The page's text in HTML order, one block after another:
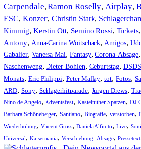
Carpendale, Ramon Roselly, Airplay,
ESC, Konzert, Christin Stark,
Kimmig, Kerstin Ott, Semino Rossi, Tickets,
Antony, Anna-Carina Woitschack, Amigos,
Gabalier, Vanessa Mai, Fantasy, Corona-Absage,
Naschenweng, Dieter Bohlen, Geburtstag, DSDS
Monats, Eric Philippi, Peter Maffay, tot, Fotos,
ARD, Sony, Schlagerhitparade, Jürgen Drews,
Nino de Angelo, Adventsfest, Kastelruther Spatzen, DJ
Barbara Schöneberger, Santiano, Biografie, verstorben,
Wiederholung, Vincent Gross, Daniela Alfinito, Live,
Universal, Kaisermania, Verschiebung, Absage, Pressetext,